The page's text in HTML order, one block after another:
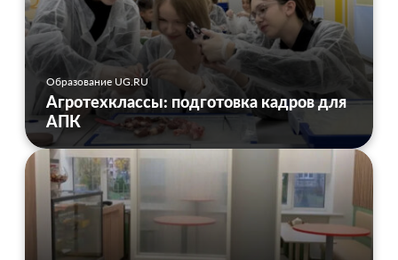
Образование UG.RU
Агротехклассы: подготовка кадров для
АПК